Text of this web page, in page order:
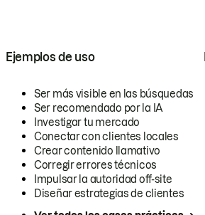
Ejemplos de uso
Ser más visible en las búsquedas
Ser recomendado por la IA
Investigar tu mercado
Conectar con clientes locales
Crear contenido llamativo
Corregir errores técnicos
Impulsar la autoridad off-site
Diseñar estrategias de clientes